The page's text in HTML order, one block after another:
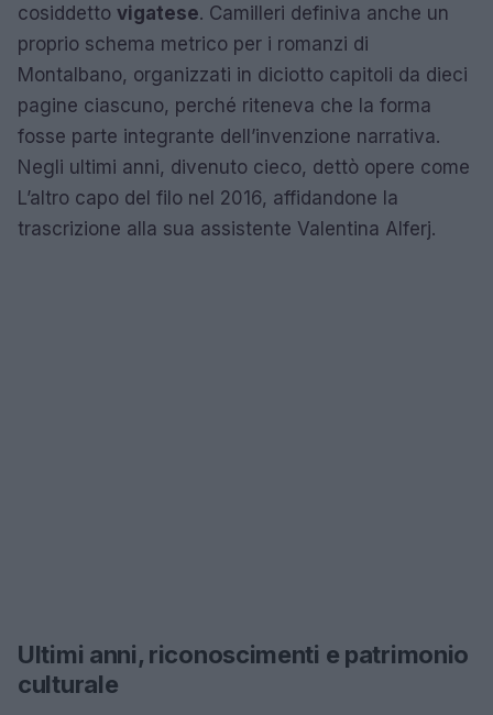
cosiddetto vigatese. Camilleri definiva anche un
proprio schema metrico per i romanzi di
Montalbano, organizzati in diciotto capitoli da dieci
pagine ciascuno, perché riteneva che la forma
fosse parte integrante dell’invenzione narrativa.
Negli ultimi anni, divenuto cieco, dettò opere come
L’altro capo del filo nel 2016, affidandone la
trascrizione alla sua assistente Valentina Alferj.
Ultimi anni, riconoscimenti e patrimonio
culturale